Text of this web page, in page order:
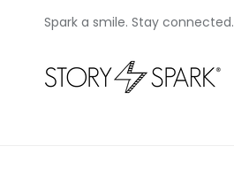
Spark a smile. Stay connected.